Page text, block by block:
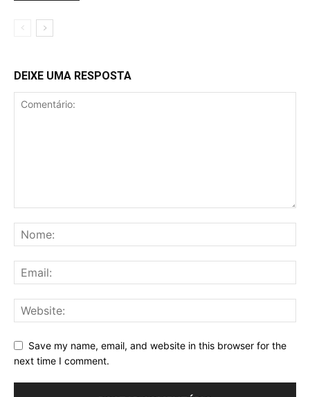
DEIXE UMA RESPOSTA
Save my name, email, and website in this browser for the
next time I comment.